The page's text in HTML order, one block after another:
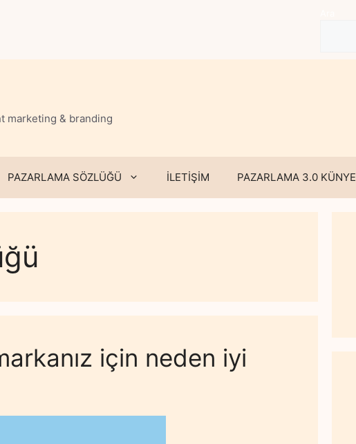
marketing & branding
PAZARLAMA SÖZLÜĞÜ İLETİŞİM PAZARLAMA 3.0 KÜNYE
için neden iyi